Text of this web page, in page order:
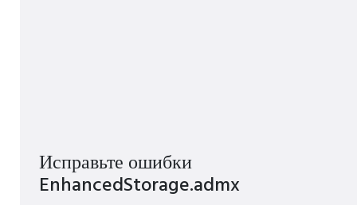
Исправьте ошибки
EnhancedStorage.admx